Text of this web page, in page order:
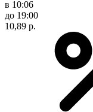
в 10:06
до 19:00
10,89 р.